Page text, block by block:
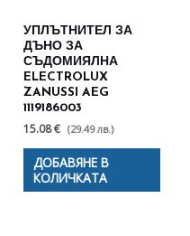
УПЛЪТНИТЕЛ ЗА
ДЪНО ЗА
СЪДОМИЯЛНА
ELECTROLUX
ZANUSSI AEG
1119186003
15.08 € (29.49 лв.)
ДОБАВЯНЕ В
КОЛИЧКАТА